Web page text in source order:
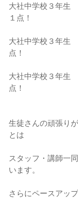
大社中学校３年生
１点！
大社中学校３年生
点！
大社中学校３年生
点！
生徒さんの頑張り
とは
スタッフ・講師一
います。
さらにペースアッ